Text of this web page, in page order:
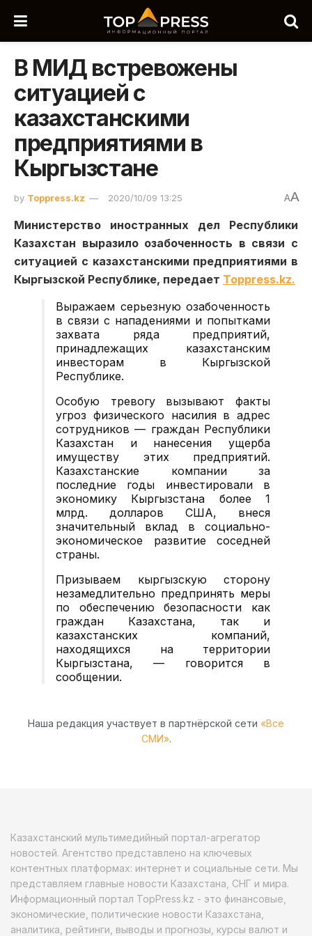
В МИД встревожены
ситуацией с
казахстанскими
предприятиями в
Кыргызстане
by Toppress.kz 2020/10/09 13:25 AA
Министерство иностранных дел Республики
Казахстан выразило озабоченность в связи с
ситуацией с казахстанскими предприятиями в
Кыргызской Республике, передает Toppress.kz.
Выражаем серьезную озабоченность
в связи с нападениями и попытками
захвата ряда предприятий,
принадлежащих казахстанским
инвесторам в Кыргызской
Республике.
Особую тревогу вызывают факты
угроз физического насилия в адрес
сотрудников — граждан Республики
Казахстан и нанесения ущерба
имуществу этих предприятий.
Казахстанские компании за
последние годы инвестировали в
экономику Кыргызстана более 1
млрд. долларов США, внеся
значительный вклад в социально-
экономическое развитие соседней
страны.
Призываем кыргызскую сторону
незамедлительно предпринять меры
по обеспечению безопасности как
граждан Казахстана, так и
казахстанских компаний,
находящихся на территории
Кыргызстана, — говорится в
сообщении.
Наша редакция участвует в партнёрской сети «Все
СМИ».
Казахстанский мультимедийный портал-агрегатор
новостей. Агентство представлено на ключевых
контентных платформах: интернет и социальные сети. Мы
представляем главные новости Казахстана, СНГ и мира.
Информационный портал TopPress.kz - это финансовые,
экономические, политические новости Казахстана,
аналитика, рейтинги, выводы и прогнозы, курсы валют и